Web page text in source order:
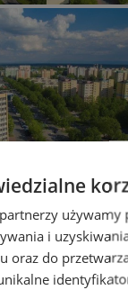
z
i
oraz do